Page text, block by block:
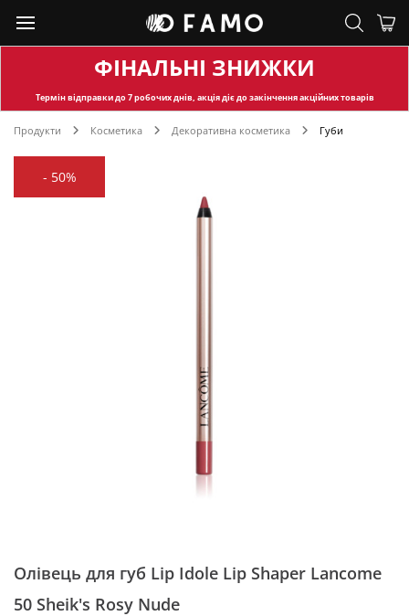
ФІНАЛЬНІ ЗНИЖКИ
Термін відправкидо 7 робочих днів, акція діє до закінчення акційних товарів
Продукти Косметика Декоративна косметика Губи
- 50%
Олівець для губ Lip Idole Lip Shaper Lancome
50 Sheik's Rosy Nude